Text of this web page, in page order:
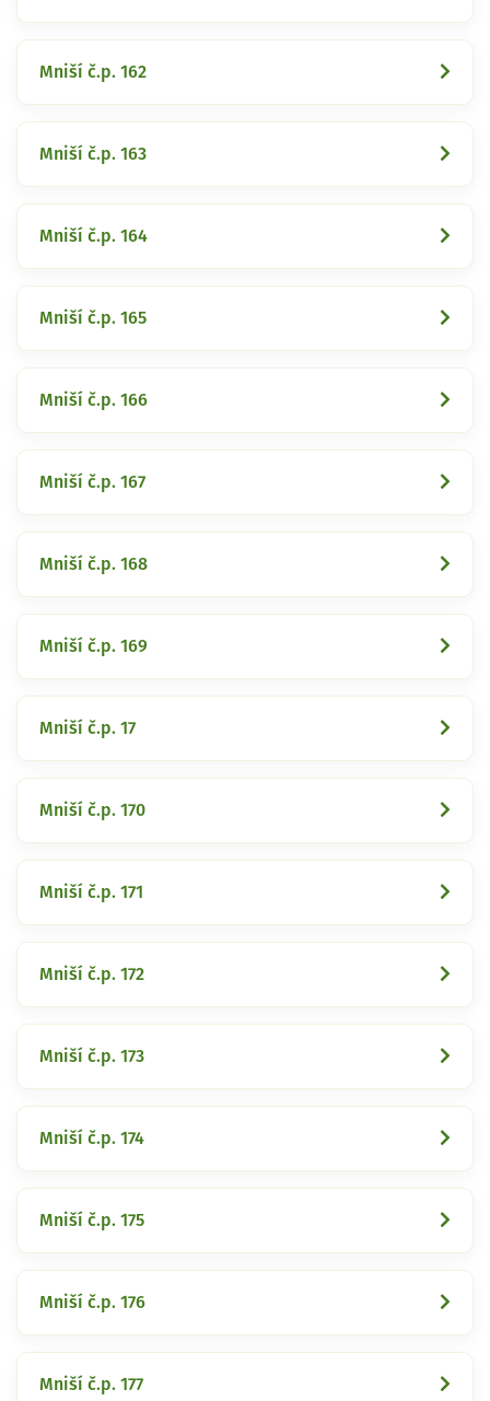
Mniší č.p. 162
Mniší č.p. 163
Mniší č.p. 164
Mniší č.p. 165
Mniší č.p. 166
Mniší č.p. 167
Mniší č.p. 168
Mniší č.p. 169
Mniší č.p. 17
Mniší č.p. 170
Mniší č.p. 171
Mniší č.p. 172
Mniší č.p. 173
Mniší č.p. 174
Mniší č.p. 175
Mniší č.p. 176
Mniší č.p. 177